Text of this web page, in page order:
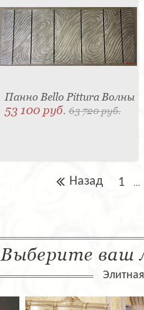
Панно Bello Pittura Волны
53 100 руб.63 720 руб.
Назад 1 ...
Выберите ваш